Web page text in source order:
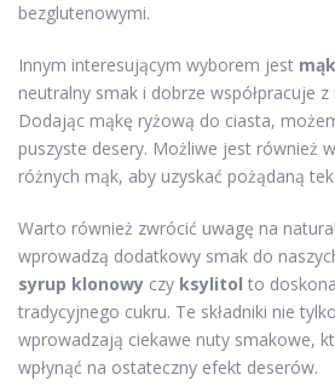
bezglutenowymi.
Innym interesującym wyborem jest
neutralny smak i dobrze współpracuje z
Dodając mąkę ryżową do ciasta,
puszyste desery. Możliwe jest również
różnych mąk, aby uzyskać pożądaną
Warto również zwrócić uwagę na
wprowadzą dodatkowy smak do
syrup klonowy czy ksylitol to
tradycyjnego cukru. Te składniki nie
wprowadzają ciekawe nuty smakowe,
wpłynąć na ostateczny efekt deserów.